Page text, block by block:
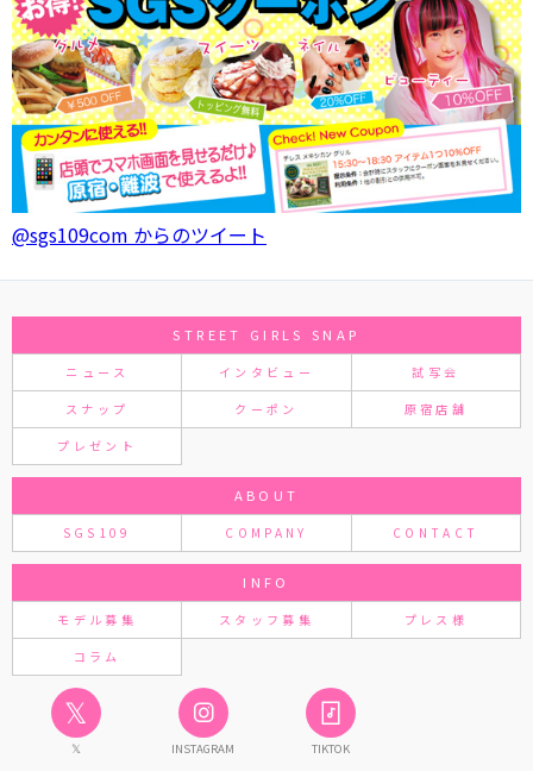
@sgs109com からのツイート
STREET GIRLS SNAP
ニュース インタビュー 試写会
スナップ クーポン 原宿店舗
プレゼント
ABOUT
SGS109 COMPANY CONTACT
INFO
モデル募集 スタッフ募集 プレス様
コラム
𝕏
𝕏 INSTAGRAM TIKTOK